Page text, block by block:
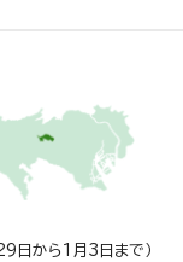
日から1月3日まで）